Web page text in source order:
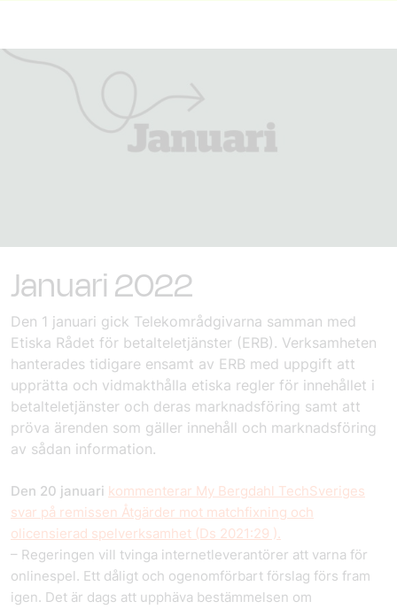
Januari 2022
Den 1 januari gick Telekområdgivarna samman med
Etiska Rådet för betalteletjänster (ERB). Verksamheten
hanterades tidigare ensamt av ERB med uppgift att
upprätta och vidmakthålla etiska regler för innehållet i
betalteletjänster och deras marknadsföring samt att
pröva ärenden som gäller innehåll och marknadsföring
av sådan information.
Den 20 januari kommenterar My Bergdahl TechSveriges
svar på remissen Åtgärder mot matchfixning och
olicensierad spelverksamhet (Ds 2021:29 ).
– Regeringen vill tvinga internetleverantörer att varna för
onlinespel. Ett dåligt och ogenomförbart förslag förs fram
igen. Det är dags att upphäva bestämmelsen om